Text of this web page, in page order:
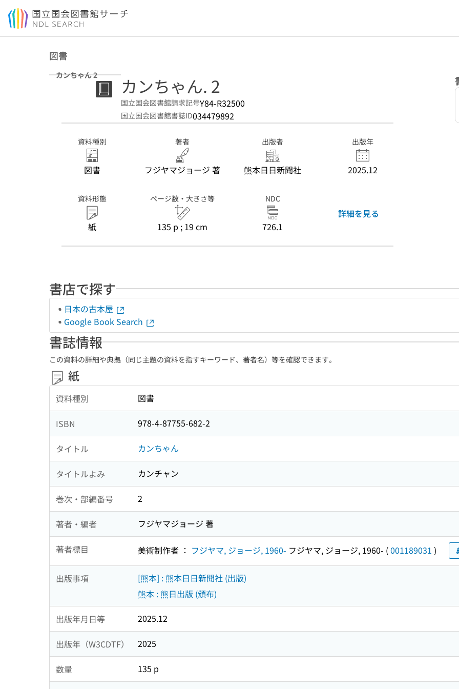
本文へ移動
図書
カンちゃん 2 カンちゃん. 2
国立国会図書館請求記号Y84-R32500
国立国会図書館書誌ID034479892
資料種別
図書
著者
フジヤマジョージ 著
出版者
熊本日日新聞社
出版年
2025.12
資料形態
紙
ページ数・大きさ等
135 p ; 19 cm
NDC
726.1
詳細を見る
書店で探す
日本の古本屋
Google Book Search
書誌情報
この資料の詳細や典拠（同じ主題の資料を指すキーワード、著者名）等を確認できます。
紙
資料種別 図書
ISBN 978-4-87755-682-2
タイトル カンちゃん
タイトルよみ カンチャン
巻次・部編番号 2
著者・編者 フジヤマジョージ 著
著者標目 美術制作者 ： フジヤマ, ジョージ, 1960- フジヤマ, ジョージ, 1960- (001189031 )
出版事項
[熊本] : 熊本日日新聞社 (出版)
熊本 : 熊日出版 (頒布)
出版年月日等 2025.12
出版年（W3CDTF） 2025
数量 135 p